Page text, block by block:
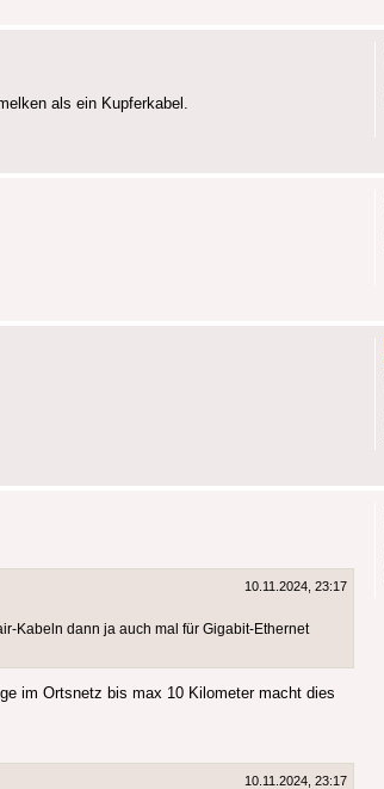
als ein Kupferkabel.
10.11.2024, 23:17
Kabeln dann ja auch mal für Gigabit-Ethernet
im Ortsnetz bis max 10 Kilometer macht dies
10.11.2024, 23:17